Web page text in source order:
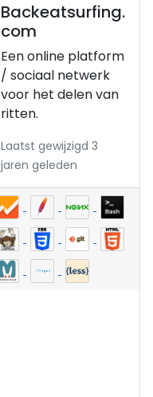
Backeatsurfing.
com
Een online platform
/ sociaal netwerk
voor het delen van
ritten.
Laatst gewijzigd 3
jaren geleden